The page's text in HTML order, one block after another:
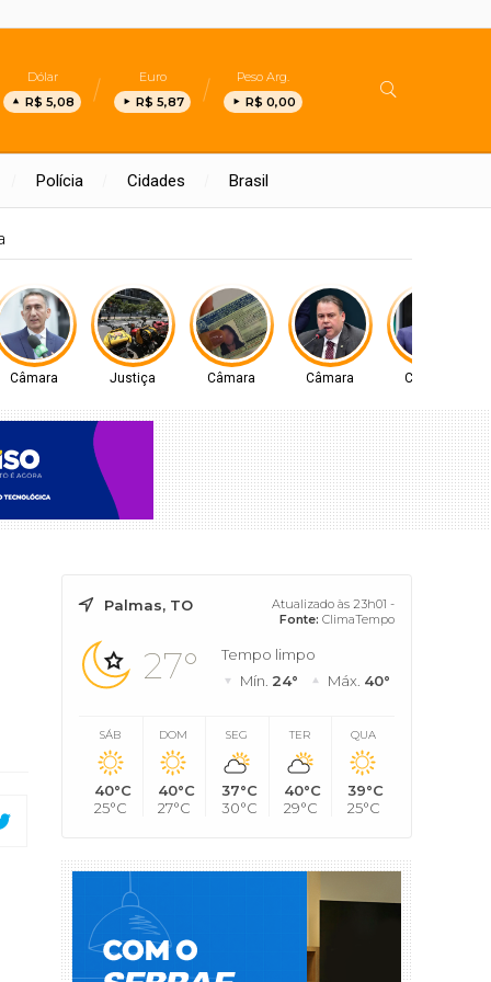
Dólar
R$ 5,08
Euro
R$ 5,87
Peso Arg.
R$ 0,00
Polícia Cidades Brasil
Câmara Justiça Câmara Câmara Câmara
Palmas, TO
Atualizado às 23h01 -
Fonte: ClimaTempo
27°
Tempo limpo
Mín. 24° Máx. 40°
SÁB
40°C
25°C
DOM
40°C
27°C
SEG
37°C
30°C
TER
40°C
29°C
QUA
39°C
25°C